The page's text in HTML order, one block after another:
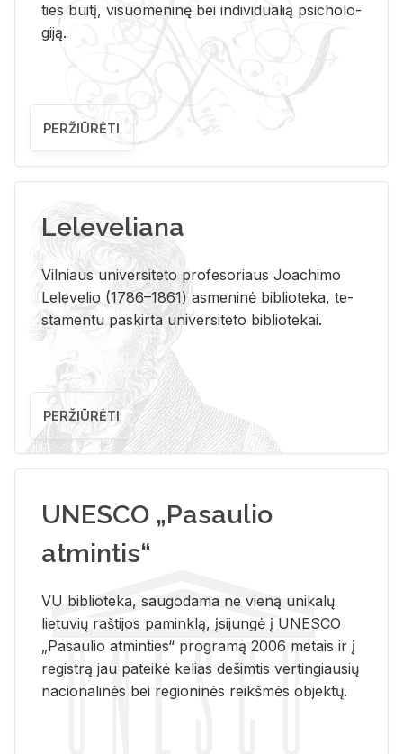
ties bui­tį, vi­suo­me­ni­nę bei in­di­vi­dua­lią psi­cho­lo­
gi­ją.
PERŽIŪRĖTI
Leleveliana
Vil­niaus uni­ver­si­te­to pro­fe­so­riaus Jo­a­chi­mo
Le­le­ve­lio (1786–1861) as­me­ni­nė bi­b­lio­te­ka, te­
sta­men­tu pa­skir­ta uni­ver­si­te­to bi­b­lio­te­kai.
PERŽIŪRĖTI
UNESCO „Pasaulio
atmintis“
VU biblioteka, saugodama ne vieną unikalų
lietuvių raštijos paminklą, įsijungė į UNESCO
„Pasaulio atminties“ programą 2006 metais ir į
registrą jau pateikė kelias dešimtis vertingiausių
nacionalinės bei regioninės reikšmės objektų.